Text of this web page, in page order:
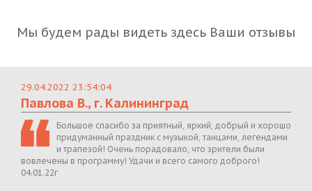
Мы будем рады видеть здесь Ваши отзывы
29.04.2022 23:54:04
Павлова В., г. Калининград
Большое спасибо за приятный, яркий, добрый и хорошо
придуманный праздник с музыкой, танцами, легендами
и трапезой! Очень порадовало, что зрители были
вовлечены в программу! Удачи и всего самого доброго!
04.01.22г